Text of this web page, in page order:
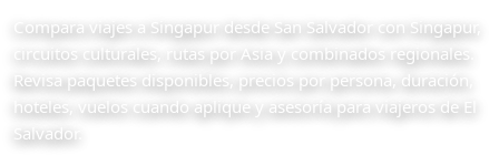
Compara viajes a Singapur desde San Salvador con Singapur,
circuitos culturales, rutas por Asia y combinados regionales.
Revisa paquetes disponibles, precios por persona, duración,
hoteles, vuelos cuando aplique y asesoría para viajeros de El
Salvador.